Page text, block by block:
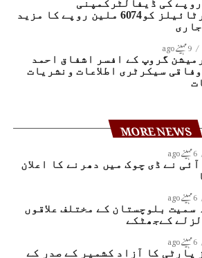
کی ڈیفالٹرکمپنی
ماسٹرٹائیلز کو6074 ملین روپے کا مزید
9 مہینے ago
گروپ کے افسر اشفاق احمد
سیکرٹری اطلاعات ونشریات
MORE NEWS
6 مہینے ago
آئی نے ڈی چوک میں دھرنے کا اعلان
6 مہینے ago
سمیت بلوچستان کے مختلف علاقوں
کےجھٹکے
6 مہینے ago
پارٹی کا آزاد کشمیر کے صدر کے